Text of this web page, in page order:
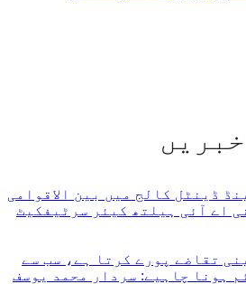
ڈینٹل کالج میں بین الاقوامی
اے آئی ہیلتھ کیئر سرٹیفکیٹ
تقاضے پورے کرتا ہے، سب سے
ہونا چاہیے: سردار محمد یوسف